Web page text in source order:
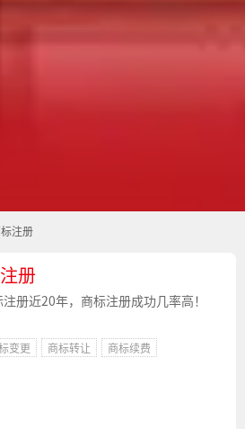
注册
册
册近20年，商标注册成功几率高！
变更 商标转让 商标续费